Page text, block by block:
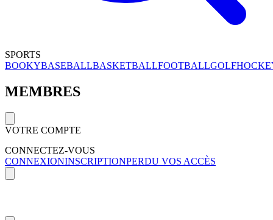
SPORTS
BOOKYBASEBALLBASKETBALLFOOTBALLGOLF
MEMBRES
VOTRE COMPTE
CONNECTEZ-VOUS
CONNEXIONINSCRIPTIONPERDU VOS ACCÈS